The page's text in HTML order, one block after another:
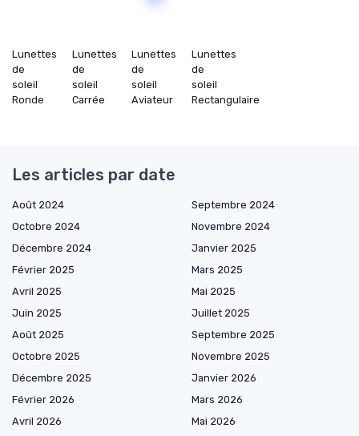
Lunettes
de
soleil
Ronde
Lunettes
de
soleil
Carrée
Lunettes
de
soleil
Aviateur
Lunettes
de
soleil
Rectangulaire
Les articles par date
Août 2024
Septembre 2024
Octobre 2024
Novembre 2024
Décembre 2024
Janvier 2025
Février 2025
Mars 2025
Avril 2025
Mai 2025
Juin 2025
Juillet 2025
Août 2025
Septembre 2025
Octobre 2025
Novembre 2025
Décembre 2025
Janvier 2026
Février 2026
Mars 2026
Avril 2026
Mai 2026